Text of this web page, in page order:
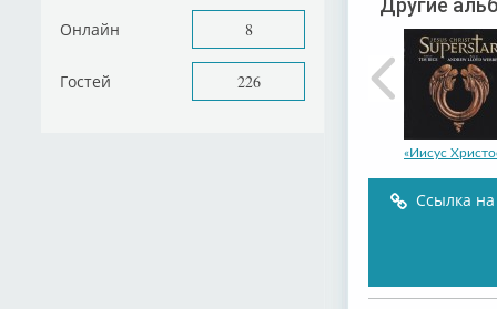
Онлайн 8
Гостей 226
Другие
«Иисус
Ссылка